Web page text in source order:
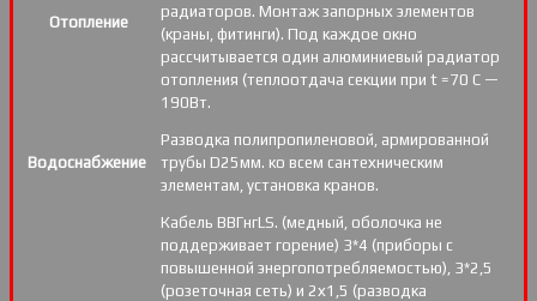
Отопление
радиаторов. Монтаж запорных элементов
(краны, фитинги). Под каждое окно
рассчитывается один алюминиевый радиатор
отопления (теплоотдача секции при t =70 С —
190Вт.
Водоснабжение
Разводка полипропиленовой, армированной
трубы D25мм. ко всем сантехническим
элементам, установка кранов.
Кабель ВВГнгLS. (медный, оболочка не
поддерживает горение) 3*4 (приборы с
повышенной энергопотребляемостью), 3*2,5
(розеточная сеть) и 2х1,5 (разводка